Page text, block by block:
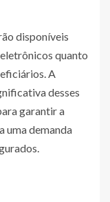
disponíveis
quanto
A
desses
garantir a
uma demanda